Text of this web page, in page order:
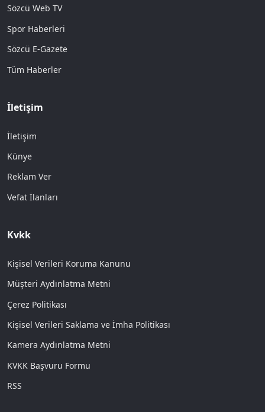
Sözcü Web TV
Spor Haberleri
Sözcü E-Gazete
Tüm Haberler
İletişim
İletişim
Künye
Reklam Ver
Vefat İlanları
Kvkk
Kişisel Verileri Koruma Kanunu
Müşteri Aydınlatma Metni
Çerez Politikası
Kişisel Verileri Saklama ve İmha Politikası
Kamera Aydınlatma Metni
KVKK Başvuru Formu
RSS